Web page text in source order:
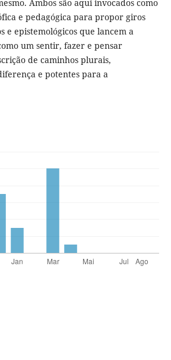
Ambos são aqui invocados como
e pedagógica para propor giros
e epistemológicos que lancem a
um sentir, fazer e pensar
de caminhos plurais,
e potentes para a